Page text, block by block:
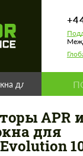
для Mitsubishi
APR
для